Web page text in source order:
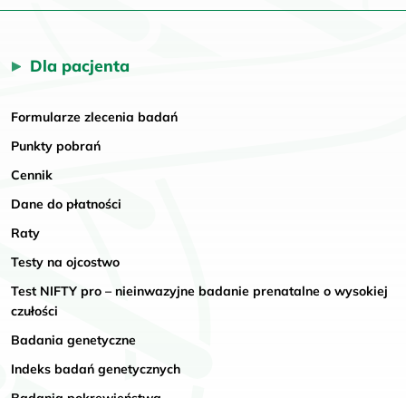
Dla pacjenta
Formularze zlecenia badań
Punkty pobrań
Cennik
Dane do płatności
Raty
Testy na ojcostwo
Test NIFTY pro – nieinwazyjne badanie prenatalne o wysokiej
czułości
Badania genetyczne
Indeks badań genetycznych